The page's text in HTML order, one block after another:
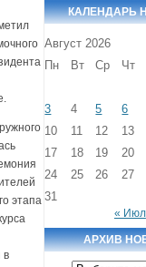
этапа
в
КАЛЕНДАРЬ
Август 2026
Пн
Вт Ср Чт
3 4 5
6
10
11 12
13
17
18 19
20
24
25 26
27
31
« Июл
АРХИВ